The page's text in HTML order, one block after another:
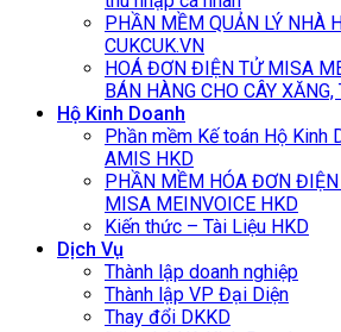
PHẦN MỀM QUẢN LÝ NHÀ
CUKCUK.VN
HOÁ ĐƠN ĐIỆN TỬ MISA
BÁN HÀNG CHO CÂY
Hộ Kinh Doanh
Phần mềm Kế toán Hộ Kinh
AMIS HKD
PHẦN MỀM HÓA ĐƠN
MISA MEINVOICE HKD
Kiến thức – Tài Liệu HKD
Dịch Vụ
Thành lập doanh nghiệp
Thành lập VP Đại Diện
Thay đổi DKKD